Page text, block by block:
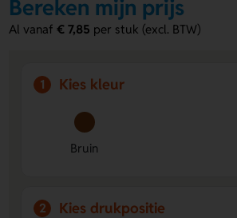
Bestel of vraag een prijs op.
met infuser
Handige personalisatie
ontwerp aanbrengen op de
Duurzaam en stevig
Perfect voor losse theeMet de
Bereken mijn prijs
Al vanaf€ 7,85 per stuk (excl. BTW)
1 Kies kleur
Bruin
2 Kies drukpositie